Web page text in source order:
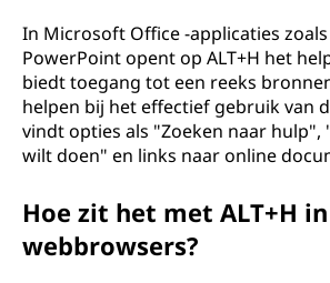
In Microsoft Office -applicaties zoals
PowerPoint opent op ALT+H het
biedt toegang tot een reeks
helpen bij het effectief gebruik van
vindt opties als "Zoeken naar hulp",
wilt doen" en links naar online
Hoe zit het met ALT+H in
webbrowsers?